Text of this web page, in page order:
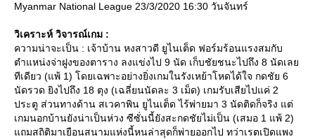
Myanmar National League 23/3/2020 16:30 วันจันทร์
วิเคราะห์ วิจารณ์เกม :
ความน่าจะเป็น : เจ้าบ้าน หงสาวดี ยูไนเต็ด ฟอร์มร้อนแรงสมกับ
ตำแหน่งจ่าฝูงของตาราง ลงแข่งไป 9 นัด เก็บชัยชนะไปถึง 8 นัดเล
ทีเดียว (แพ้ 1) โดยเฉพาะอย่างยิ่งเกมในรังเหย้าโหดได้ใจ กดชัย 6
นัดรวด ยิงไปถึง 18 ตุง (เฉลี่ยนนัดละ 3 เม็ด) เกมรับเสียไปแค่ 2
ประตู ส่วนทางด้าน สเวคาพิน ยูไนเต็ด ไร้พ่ายมา 3 นัดติดก็จริง แต่
เกมนอกบ้านยังน่าเป็นห่วง ซีซั่นนี้ยังสะกดชัยไม่เป็น (เสมอ 1 แพ้ 2)
ถมสถิติมาเยือนสนามแห่งนี้หนล่าสุดก็พ่ายออกไป ทว่าเรตเปิดแพง